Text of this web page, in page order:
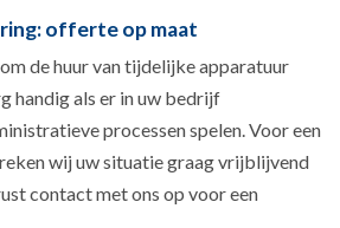
offerte op maat
de huur van tijdelijke apparatuur
handig als er in uw bedrijf
processen spelen. Voor een
wij uw situatie graag vrijblijvend
contact met ons op voor een